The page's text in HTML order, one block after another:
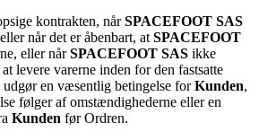
kontrakten, nårSPACEFOOT SAS
når det er åbenbart, at SPACEFOOT
eller nårSPACEFOOT SAS ikke
levere varerne inden for den fastsatte
udgør en væsentlig betingelse forKunden,
følger af omstændighederne eller en
Kunden før Ordren.